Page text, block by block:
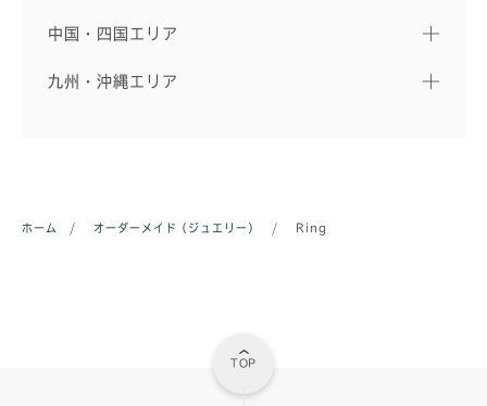
中国・四国エリア
九州・沖縄エリア
ホーム / オーダーメイド（ジュエリー） / Ring
TOP